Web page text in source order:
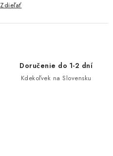
Zdieľať
Doručenie do 1-2 dní
Kdekoľvek na Slovensku